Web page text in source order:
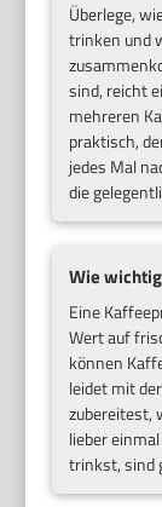
Überlege,
trinken und
sind, reicht
mehreren
praktisch,
jedes Mal
die
Wie
Eine
Wert auf
können
leidet mit
zubereitest,
lieber
trinkst, sind